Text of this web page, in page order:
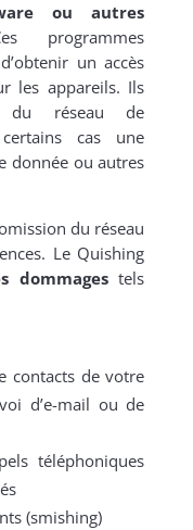
ou autres
programmes
un accès
les appareils. Ils
du réseau de
cas une
donnée ou autres
du réseau
Le Quishing
dommagestels
contacts de votre
d’e-mail ou de
téléphoniques
(smishing)